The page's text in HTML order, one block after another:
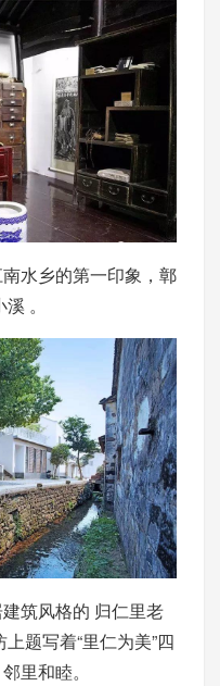
水乡的第一印象，鄣
。
筑风格的 归仁里老
题写着“里仁为美”四
里和睦。